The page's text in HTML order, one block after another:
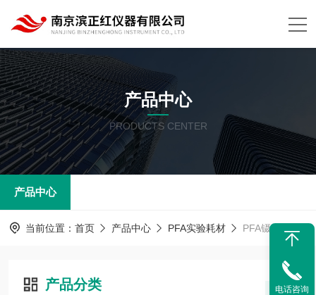
产品中心
PRODUCTS CENTER
产品中心
当前位置： 首页 产品中心 PFA实验耗材 PFA镊子
产品分类 电话咨询